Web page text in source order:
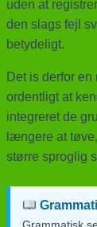
uden at
den slags fejl
betydeligt.
Det is derfor
ordentligt at
integreret de
længere at
større sproglig